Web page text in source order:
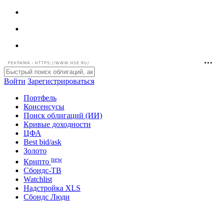
РЕКЛАМА • HTTPS://WWW.HSE.RU/
Войти Зарегистрироваться
Портфель
Консенсусы
Поиск облигаций (ИИ)
Кривые доходности
ЦФА
Best bid/ask
Золото
Крипто new
Сбондс-ТВ
Watchlist
Надстройка XLS
Сбондс Люди